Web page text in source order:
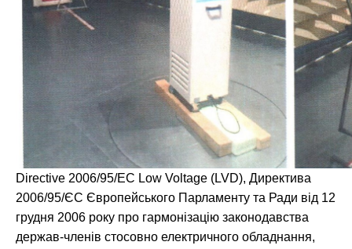
Directive 2006/95/EC Low Voltage (LVD), Директива
2006/95/ЄС Європейського Парламенту та Ради від 12
грудня 2006 року про гармонізацію законодавства
держав-членів стосовно електричного обладнання,